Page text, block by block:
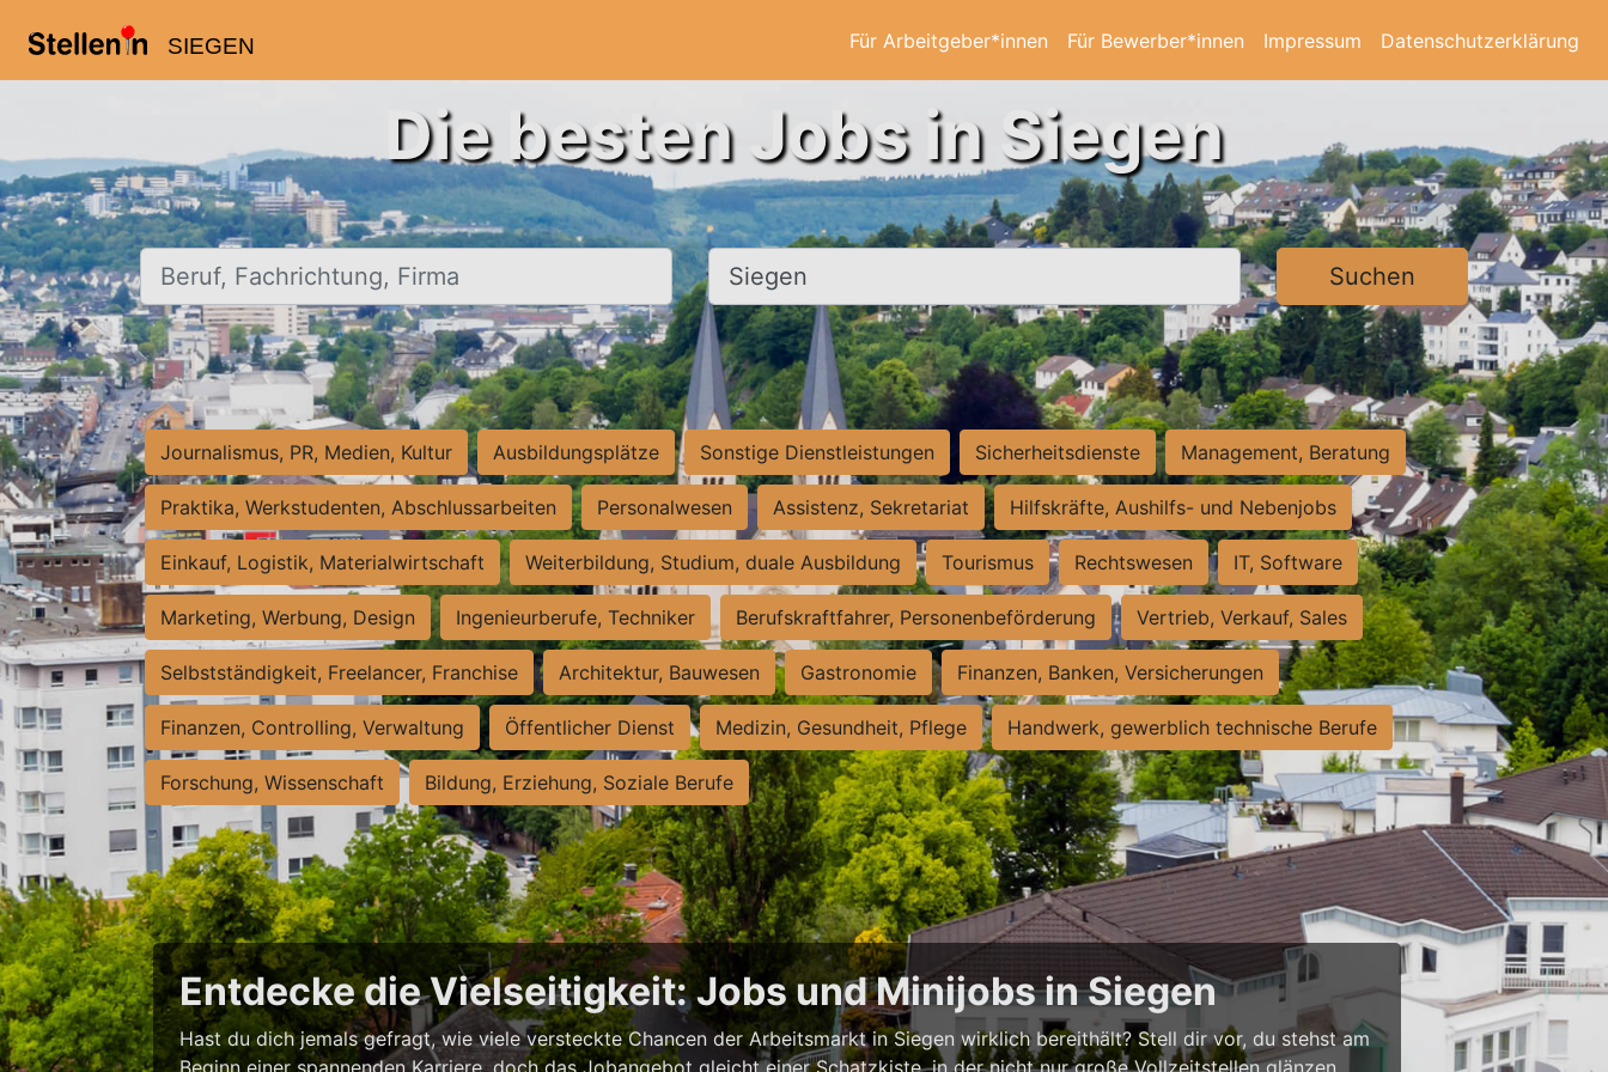
SIEGEN Für Arbeitgeber*innen Für Bewerber*innen Impressum Datenschutzerklärung
Die besten Jobs in Siegen
Beruf, Fachrichtung, Firma Ort, Stadt Suchen
Journalismus, PR, Medien, Kultur Ausbildungsplätze Sonstige Dienstleistungen Sicherheitsdienste Management, Beratung
Praktika, Werkstudenten, Abschlussarbeiten Personalwesen Assistenz, Sekretariat Hilfskräfte, Aushilfs- und Nebenjobs
Einkauf, Logistik, Materialwirtschaft Weiterbildung, Studium, duale Ausbildung Tourismus Rechtswesen IT, Software
Marketing, Werbung, Design Ingenieurberufe, Techniker Berufskraftfahrer, Personenbeförderung Vertrieb, Verkauf, Sales
Selbstständigkeit, Freelancer, Franchise Architektur, Bauwesen Gastronomie Finanzen, Banken, Versicherungen
Finanzen, Controlling, Verwaltung Öffentlicher Dienst Medizin, Gesundheit, Pflege Handwerk, gewerblich technische Berufe
Forschung, Wissenschaft Bildung, Erziehung, Soziale Berufe
Entdecke die Vielseitigkeit: Jobs und Minijobs in Siegen
Hast du dich jemals gefragt, wie viele versteckte Chancen der Arbeitsmarkt in Siegen wirklich bereithält? Stell dir vor, du stehst am